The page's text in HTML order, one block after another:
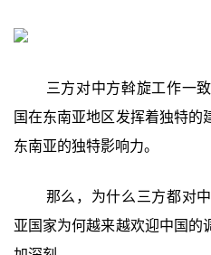
三方对中方斡旋工作一
国在东南亚地区发挥着独特的
东南亚的独特影响力。
那么，为什么三方都对
亚国家为何越来越欢迎中国的